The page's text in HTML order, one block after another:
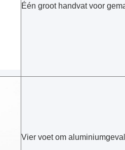
Één groot handvat voor
Vier voet om